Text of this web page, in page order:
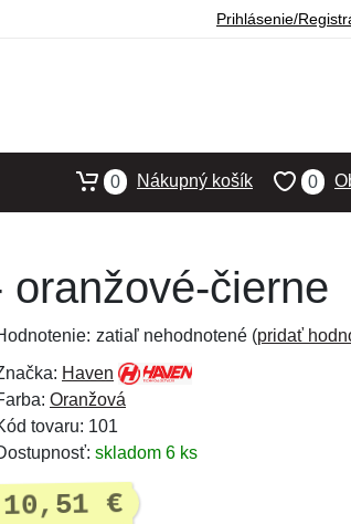
Prihlásenie/
0
0 Nákupný košík
čierne
zatiaľ nehodnotené (pridať
Haven
Oranžová
tovaru: 101
skladom 6 ks
10,51 €